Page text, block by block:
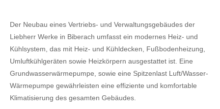
Der Neubau eines Vertriebs- und Verwaltungsgebäudes der
Liebherr Werke in Biberach umfasst ein modernes Heiz- und
Kühlsystem, das mit Heiz- und Kühldecken, Fußbodenheizung,
Umluftkühlgeräten sowie Heizkörpern ausgestattet ist. Eine
Grundwasserwärmepumpe, sowie eine Spitzenlast Luft/Wasser-
Wärmepumpe gewährleisten eine effiziente und komfortable
Klimatisierung des gesamten Gebäudes.